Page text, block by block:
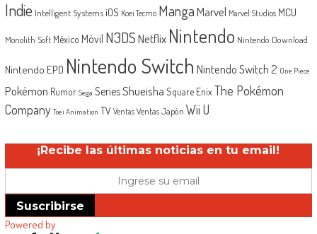
Indie Intelligent Systems iOS Koei Tecmo MangaMarvel Marvel Studios MCU
Monolith Soft México Móvil N3DSNetflix Nintendo Nintendo Download
Nintendo EPD Nintendo Switch Nintendo Switch 2 One Piece
Pokémon Rumor Sega SeriesShueisha Square EnixThe Pokémon
Company Toei Animation TV Ventas Ventas Japón Wii U
¡Recibe las últimas noticias en tu email!
Suscribirse
Powered by